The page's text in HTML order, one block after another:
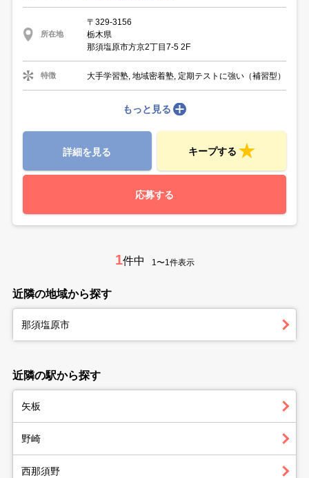
所在地
〒329-3156
栃木県
那須塩原市方京2丁目7-5 2F
特徴 大手学習塾, 地域密着塾, 定期テストに強い（補習型）
もっと見る
詳細を見る キープする
応募する
1件中 1〜1件表示
近隣の地域から探す
那須塩原市
近隣の駅から探す
矢板
野崎
西那須野